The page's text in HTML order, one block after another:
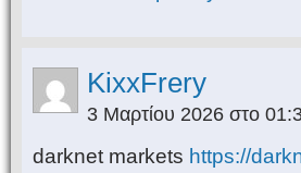
KixxFrery
3 Μαρτίου 2026 στο
darknet markets https://